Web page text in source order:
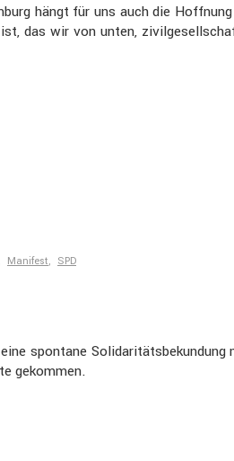
hängt für uns auch die
das wir von unten,
Manifest, SPD
spontane
gekommen.